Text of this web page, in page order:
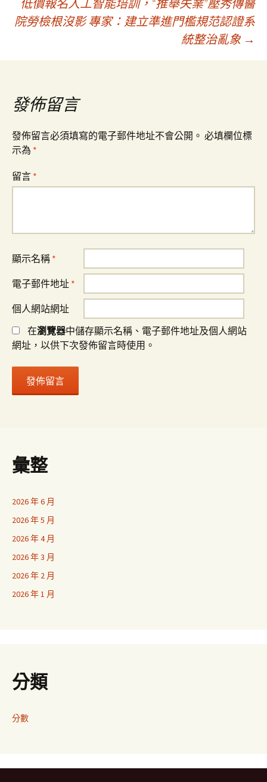
章
導
覽
低價報名人工智能培訓，“推舉失業”壓秀傳醫
院勞檢根沒影 專家：建立準進門檻規范認證系
統整治亂象 →
發佈留言
發佈留言必須填寫的電子郵件地址不會公開。 必填欄位標
示為 *
留言 *
顯示名稱 *
電子郵件地址 *
個人網站網址
在瀏覽器中儲存顯示名稱、電子郵件地址及個人網站
網址，以供下次發佈留言時使用。
彙整
2026 年 6 月
2026 年 5 月
2026 年 4 月
2026 年 3 月
2026 年 2 月
2026 年 1 月
分類
分數